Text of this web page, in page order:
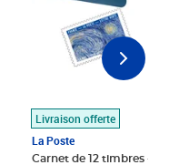
Livraison offerte
La Poste
Carnet de 12 timbres - Le